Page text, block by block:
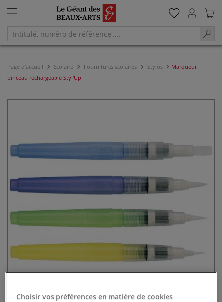
Page d'accueil Scolaire Fournitures scolaires Stylos
Marqueur
pinceau rechargeable Styl'Up
Choisir vos préférences en matière de cookies